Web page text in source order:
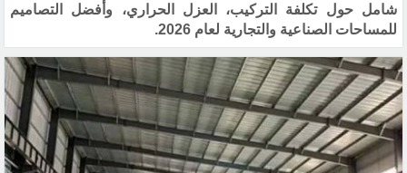
شامل حول تكلفة التركيب، العزل الحراري، وأفضل التصاميم
للمساحات الصناعية والتجارية لعام 2026.